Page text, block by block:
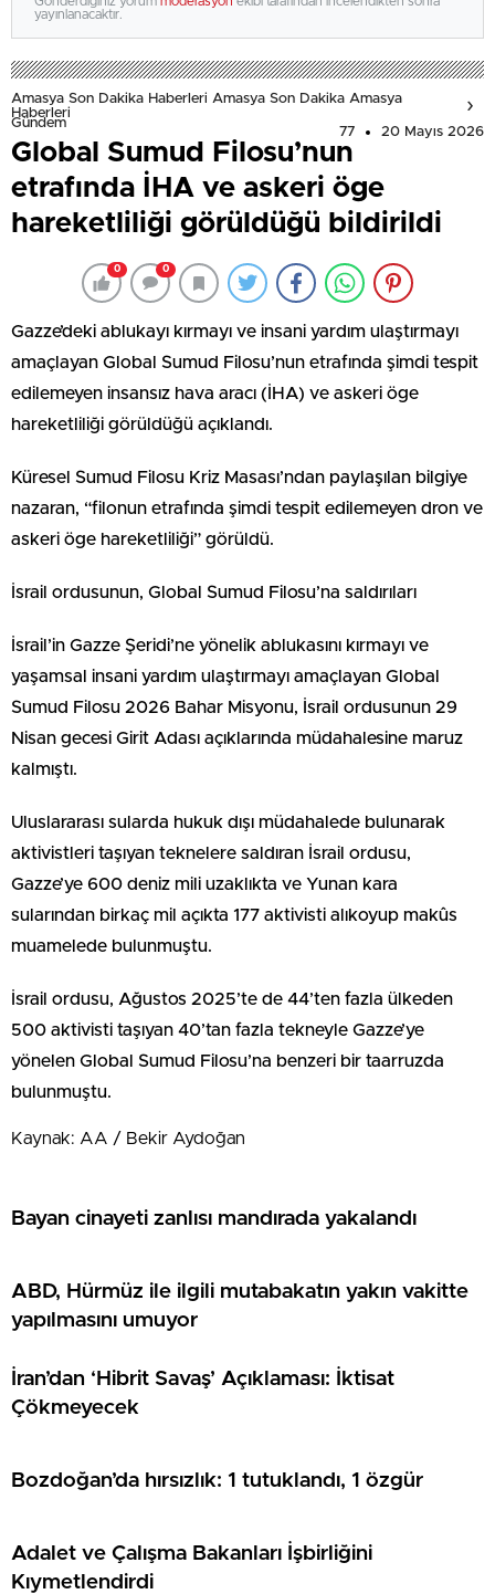
yayınlanacaktır.
Amasya Son Dakika Haberleri Amasya Son Dakika Amasya
Haberleri
Gündem
77 20 Mayıs 2026
Global Sumud Filosu’nun
etrafında İHA ve askeri öge
hareketliliği görüldüğü bildirildi
0 0
Gazze’deki ablukayı kırmayı ve insani yardım ulaştırmayı
amaçlayan Global Sumud Filosu’nun etrafında şimdi tespit
edilemeyen insansız hava aracı (İHA) ve askeri öge
hareketliliği görüldüğü açıklandı.
Küresel Sumud Filosu Kriz Masası’ndan paylaşılan bilgiye
nazaran, “filonun etrafında şimdi tespit edilemeyen dron ve
askeri öge hareketliliği” görüldü.
İsrail ordusunun, Global Sumud Filosu’na saldırıları
İsrail’in Gazze Şeridi’ne yönelik ablukasını kırmayı ve
yaşamsal insani yardım ulaştırmayı amaçlayan Global
Sumud Filosu 2026 Bahar Misyonu, İsrail ordusunun 29
Nisan gecesi Girit Adası açıklarında müdahalesine maruz
kalmıştı.
Uluslararası sularda hukuk dışı müdahalede bulunarak
aktivistleri taşıyan teknelere saldıran İsrail ordusu,
Gazze’ye 600 deniz mili uzaklıkta ve Yunan kara
sularından birkaç mil açıkta 177 aktivisti alıkoyup makûs
muamelede bulunmuştu.
İsrail ordusu, Ağustos 2025’te de 44’ten fazla ülkeden
500 aktivisti taşıyan 40’tan fazla tekneyle Gazze’ye
yönelen Global Sumud Filosu’na benzeri bir taarruzda
bulunmuştu.
Kaynak: AA / Bekir Aydoğan
Bayan cinayeti zanlısı mandırada yakalandı
ABD, Hürmüz ile ilgili mutabakatın yakın vakitte
yapılmasını umuyor
İran’dan ‘Hibrit Savaş’ Açıklaması: İktisat
Çökmeyecek
Bozdoğan’da hırsızlık: 1 tutuklandı, 1 özgür
Adalet ve Çalışma Bakanları İşbirliğini
Kıymetlendirdi